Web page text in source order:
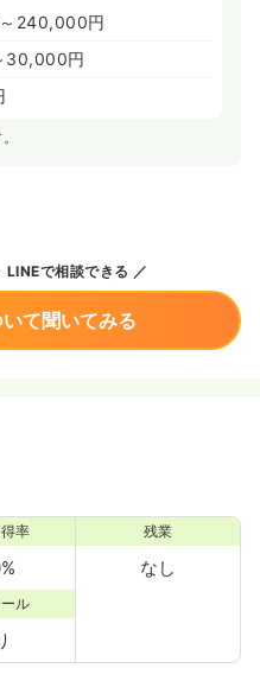
240,000円
30,000円
LINEで相談できる
て聞いてみる
率 残業
なし
ル